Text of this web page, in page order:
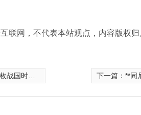
动床系列
联网，不代表本站观点，内容版权
期古钱币 下一篇： **同